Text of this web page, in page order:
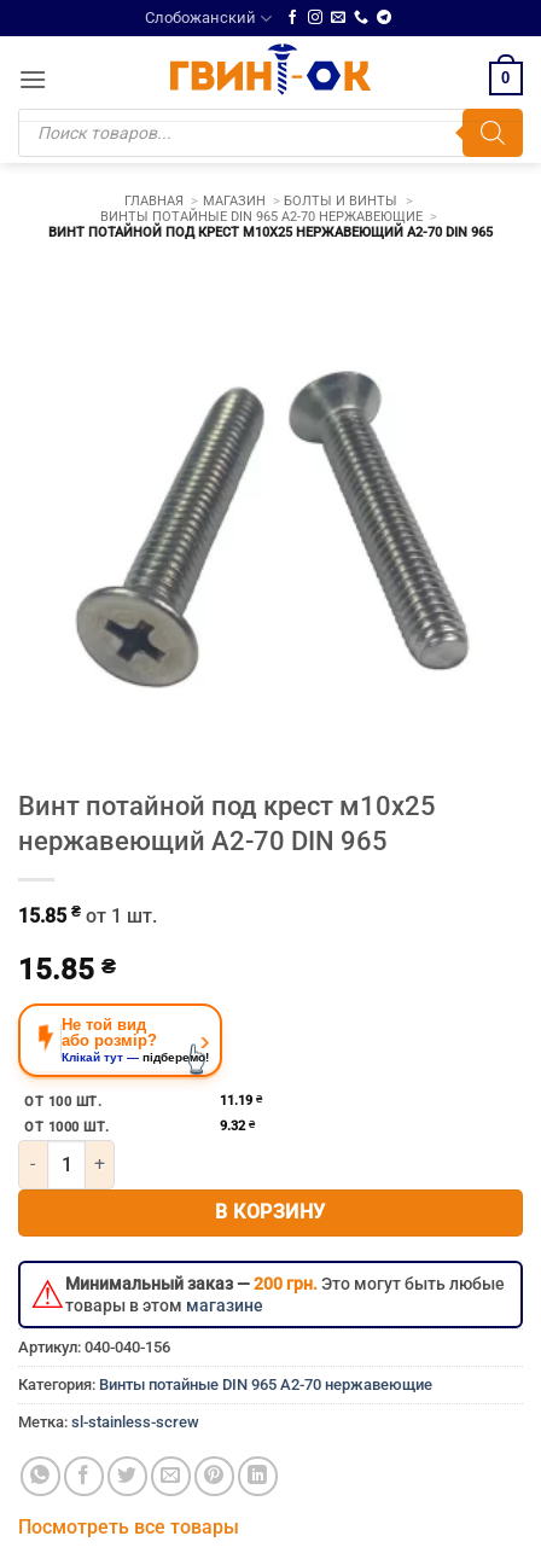
to
content
Слобожанский
0
Поиск
товаров
ГЛАВНАЯ МАГАЗИН
БОЛТЫ И ВИНТЫ
ВИНТЫ ПОТАЙНЫЕ DIN 965 A2-70 НЕРЖАВЕЮЩИЕ
ВИНТ ПОТАЙНОЙ ПОД КРЕСТ М10Х25 НЕРЖАВЕЮЩИЙ A2-70 DIN 965
Винт потайной под крест м10х25
нержавеющий A2-70 DIN 965
15.85 ₴ от 1 шт.
15.85 ₴
Не той вид
або розмір?
Клікай тут — підберемо!
›
👆
нержавеющий болт 10мм 10×25 мм 10×25 10х25 10*25
ОТ 100 ШТ. 11.19 ₴
ОТ 1000 ШТ. 9.32 ₴
Количество товара Винт потайной под крест м10х25
В КОРЗИНУ
⚠Минимальный заказ —200 грн.Это могут быть любые
товары в этом магазине
Артикул: 040-040-156
Категория: Винты потайные DIN 965 A2-70 нержавеющие
Метка: sl-stainless-screw
Посмотреть все товары